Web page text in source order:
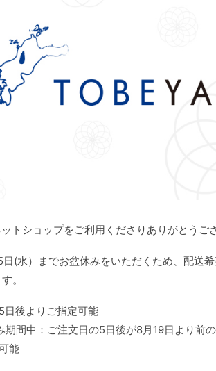
トショップをご利用くださりありがとうご
(水）までお盆休みをいただくため、配送
。
日後よりご指定可能
期間中：ご注文日の5日後が8月19日より前
能